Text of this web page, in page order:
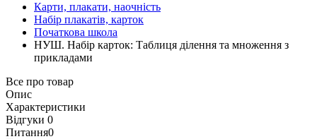
Карти, плакати, наочність
Набір плакатів, карток
Початкова школа
НУШ. Набір карток: Таблиця ділення та множення з
прикладами
Все про товар
Опис
Характеристики
Відгуки 0
Питання0